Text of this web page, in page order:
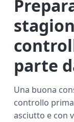
parte
Una buona
controllo
asciutto e con